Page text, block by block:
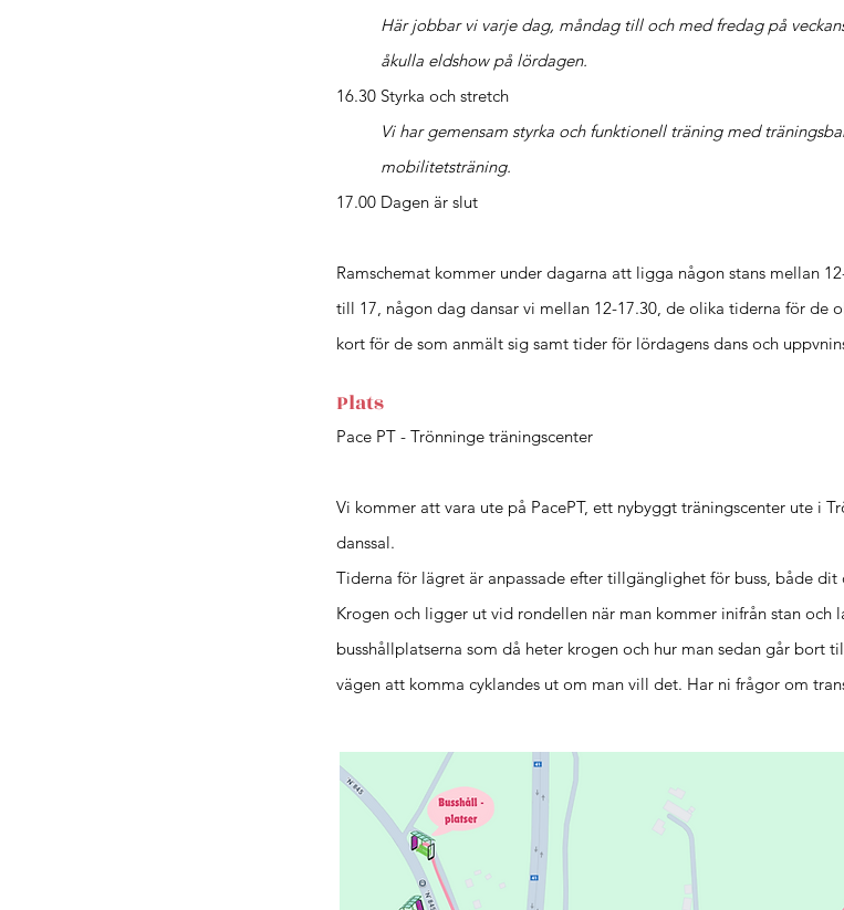
Här jobbar vi varje dag, måndag till och med fredag på
åkulla eldshow på lördagen.
16.30 Styrka och stretch
Vi har gemensam styrka och funktionell träning med
mobilitetsträning.
17.00 Dagen är slut
Ramschemat kommer under dagarna att ligga någon stans mellan
till 17, någon dag dansar vi mellan 12-17.30, de olika tiderna för de
kort för de som anmält sig samt tider för lördagens dans och
Plats
Pace PT - Trönninge träningscenter
Vi kommer att vara ute på PacePT, ett nybyggt träningscenter ute i
danssal.
Tiderna för lägret är anpassade efter tillgänglighet för buss, både dit
Krogen och ligger ut vid rondellen när man kommer inifrån stan och
busshållplatserna som då heter krogen och hur man sedan går bort
vägen att komma cyklandes ut om man vill det. Har ni frågor om